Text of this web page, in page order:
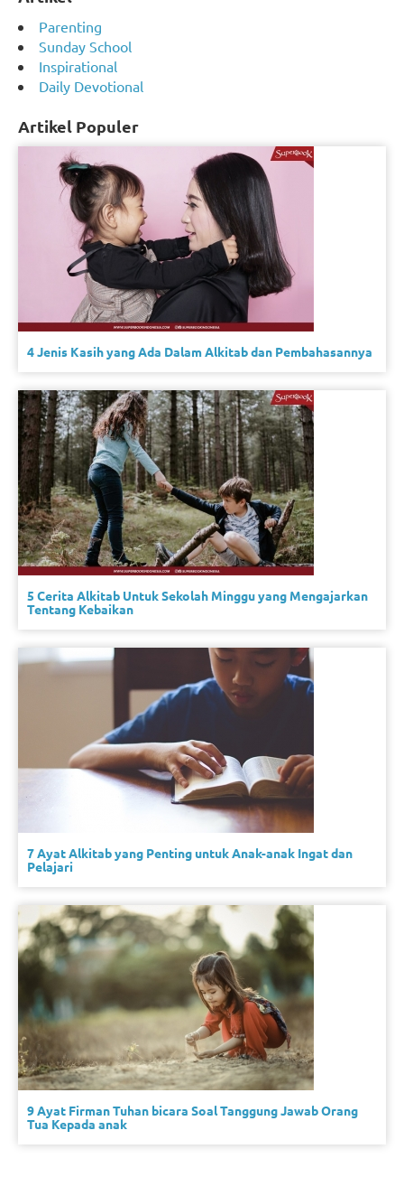
Parenting
Sunday School
Inspirational
Daily Devotional
Artikel Populer
4 Jenis Kasih yang Ada Dalam Alkitab dan Pembahasannya
5 Cerita Alkitab Untuk Sekolah Minggu yang Mengajarkan
Tentang Kebaikan
7 Ayat Alkitab yang Penting untuk Anak-anak Ingat dan
Pelajari
9 Ayat Firman Tuhan bicara Soal Tanggung Jawab Orang
Tua Kepada anak